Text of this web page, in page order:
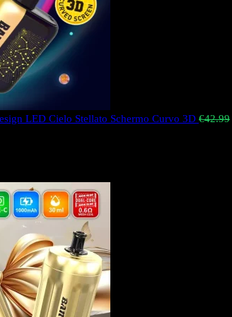
LED Cielo Stellato Schermo Curvo 3D €42.99